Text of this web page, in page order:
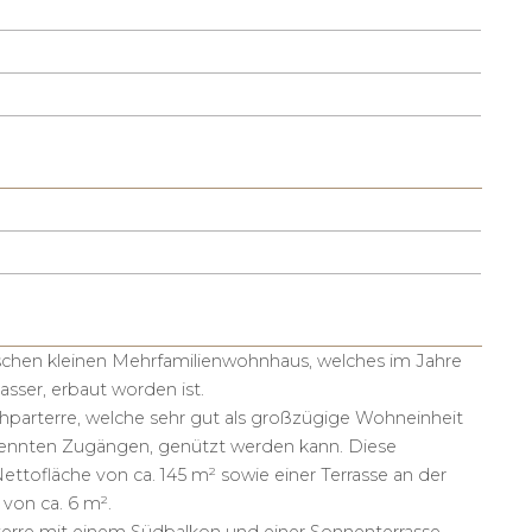
kleinen Mehrfamilienwohnhaus, welches im Jahre
erbaut worden ist.
welche sehr gut als großzügige Wohneinheit
Zugängen, genützt werden kann. Diese
von ca. 145 m² sowie einer Terrasse an der
ca. 6 m².